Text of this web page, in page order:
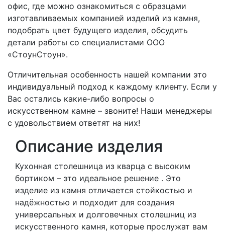
офис, где можно ознакомиться с образцами
изготавливаемых компанией изделий из камня,
подобрать цвет будущего изделия, обсудить
детали работы со специалистами ООО
«СтоунСтоун».
Отличительная особенность нашей компании это
индивидуальный подход к каждому клиенту. Если у
Вас остались какие-либо вопросы о
искусственном камне – звоните! Наши менеджеры
с удовольствием ответят на них!
Описание изделия
Кухонная столешница из кварца с высоким
бортиком – это идеальное решение . Это
изделие из камня отличается стойкостью и
надёжностью и подходит для создания
универсальных и долговечных столешниц из
искусственного камня, которые прослужат вам